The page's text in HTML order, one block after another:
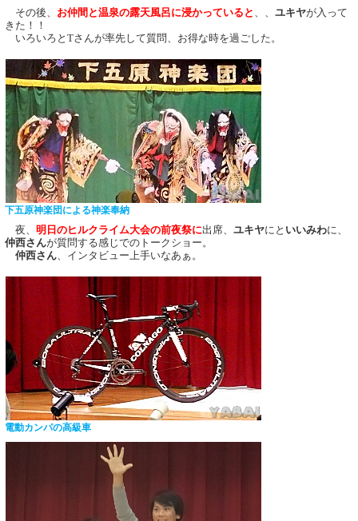
その後、 お仲間と温泉の露天風呂に浸かっていると ユキヤが入って
きた！！
いろいろとTさんが率先して質問、お得な時を過ごした。
下五原神楽団による神楽奉納
夜、 明日のヒルクライム大会の前夜祭に出席、 ユキヤにと いいみわに、
仲西さんが質問する感じでのトークショー。
仲西さん 、インタビュー上手いなあぁ。
電動カンパの高級車